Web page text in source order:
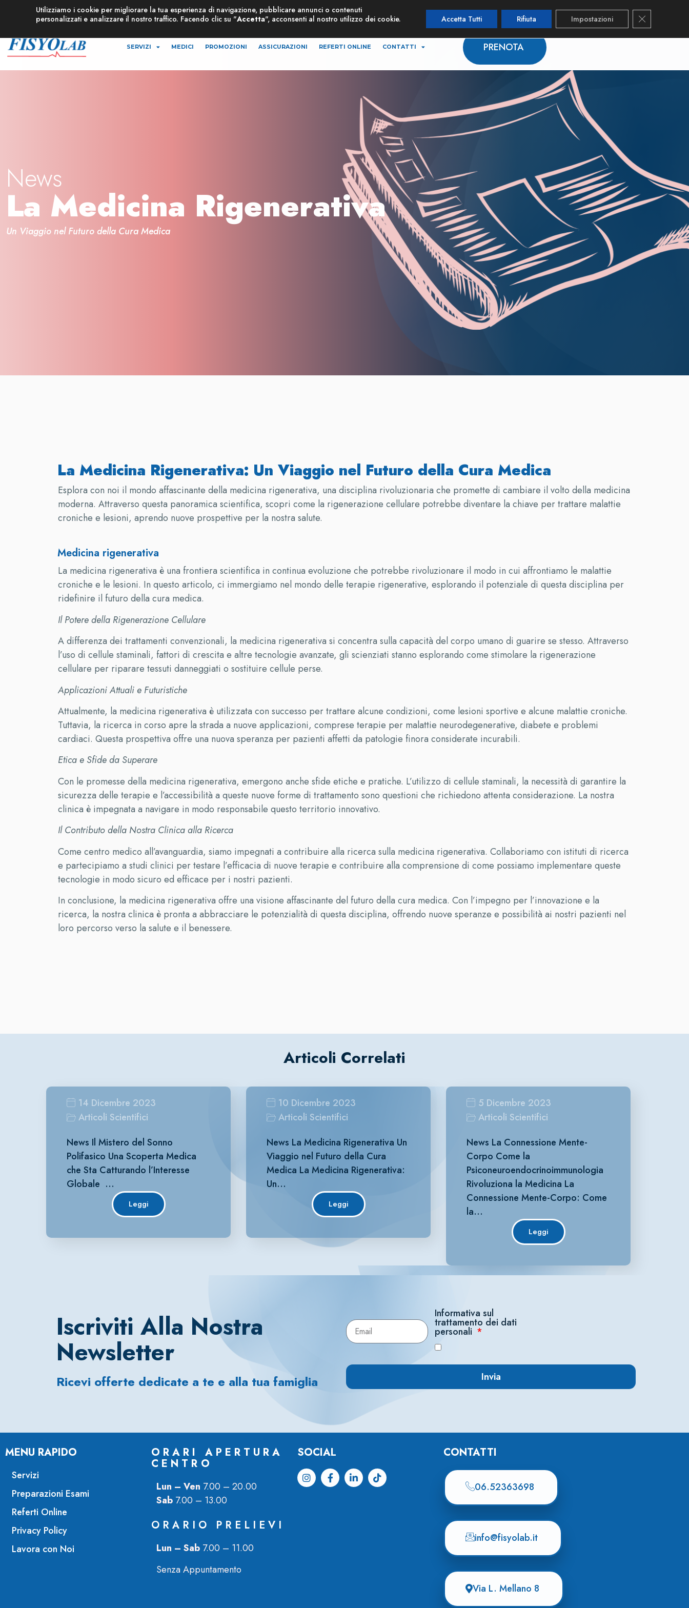
NUOVARisonanza Magnetica Aperta
SERVIZI MEDICI PROMOZIONI ASSICURAZIONI REFERTI ONLINE CONTATTI PRENOTA
News
La Medicina Rigenerativa
Un Viaggio nel Futuro della Cura Medica
La Medicina Rigenerativa: Un Viaggio nel Futuro della Cura Medica
Esplora con noi il mondo affascinante della medicina rigenerativa, una disciplina rivoluzionaria che promette di cambiare il volto della medicina
moderna. Attraverso questa panoramica scientifica, scopri come la rigenerazione cellulare potrebbe diventare la chiave per trattare malattie
croniche e lesioni, aprendo nuove prospettive per la nostra salute.
Medicina rigenerativa
La medicina rigenerativa è una frontiera scientifica in continua evoluzione che potrebbe rivoluzionare il modo in cui affrontiamo le malattie
croniche e le lesioni. In questo articolo, ci immergiamo nel mondo delle terapie rigenerative, esplorando il potenziale di questa disciplina per
ridefinire il futuro della cura medica.
Il Potere della Rigenerazione Cellulare
A differenza dei trattamenti convenzionali, la medicina rigenerativa si concentra sulla capacità del corpo umano di guarire se stesso. Attraverso
l’uso di cellule staminali, fattori di crescita e altre tecnologie avanzate, gli scienziati stanno esplorando come stimolare la rigenerazione
cellulare per riparare tessuti danneggiati o sostituire cellule perse.
Applicazioni Attuali e Futuristiche
Attualmente, la medicina rigenerativa è utilizzata con successo per trattare alcune condizioni, come lesioni sportive e alcune malattie croniche.
Tuttavia, la ricerca in corso apre la strada a nuove applicazioni, comprese terapie per malattie neurodegenerative, diabete e problemi
cardiaci. Questa prospettiva offre una nuova speranza per pazienti affetti da patologie finora considerate incurabili.
Etica e Sfide da Superare
Con le promesse della medicina rigenerativa, emergono anche sfide etiche e pratiche. L’utilizzo di cellule staminali, la necessità di garantire la
sicurezza delle terapie e l’accessibilità a queste nuove forme di trattamento sono questioni che richiedono attenta considerazione. La nostra
clinica è impegnata a navigare in modo responsabile questo territorio innovativo.
Il Contributo della Nostra Clinica alla Ricerca
Come centro medico all’avanguardia, siamo impegnati a contribuire alla ricerca sulla medicina rigenerativa. Collaboriamo con istituti di ricerca
e partecipiamo a studi clinici per testare l’efficacia di nuove terapie e contribuire alla comprensione di come possiamo implementare queste
tecnologie in modo sicuro ed efficace per i nostri pazienti.
In conclusione, la medicina rigenerativa offre una visione affascinante del futuro della cura medica. Con l’impegno per l’innovazione e la
ricerca, la nostra clinica è pronta a abbracciare le potenzialità di questa disciplina, offrendo nuove speranze e possibilità ai nostri pazienti nel
loro percorso verso la salute e il benessere.
Articoli Correlati
14 Dicembre 2023
Articoli Scientifici
News Il Mistero del Sonno
Polifasico Una Scoperta Medica
che Sta Catturando l’Interesse
Globale …
Leggi
10 Dicembre 2023
Articoli Scientifici
News La Medicina Rigenerativa Un
Viaggio nel Futuro della Cura
Medica La Medicina Rigenerativa:
Un…
Leggi
5 Dicembre 2023
Articoli Scientifici
News La Connessione Mente-
Corpo Come la
Psiconeuroendocrinoimmunologia
Rivoluziona la Medicina La
Connessione Mente-Corpo: Come
la…
Leggi
Iscriviti Alla Nostra
Newsletter
Ricevi offerte dedicate a te e alla tua famiglia
Informativa sul
trattamento dei dati
personali
Invia
MENU RAPIDO
Servizi
Preparazioni Esami
Referti Online
Privacy Policy
Lavora con Noi
ORARI APERTURA
CENTRO
Lun – Ven 7.00 – 20.00
Sab 7.00 – 13.00
ORARIO PRELIEVI
Lun – Sab 7.00 – 11.00
Senza Appuntamento
SOCIAL CONTATTI
06.52363698
info@fisyolab.it
Via L. Mellano 8
Utilizziamo i cookie per migliorare la tua esperienza di navigazione, pubblicare annunci o contenuti
personalizzati e analizzare il nostro traffico. Facendo clic su "Accetta", acconsenti al nostro utilizzo dei cookie. Accetta Tutti Rifiuta Impostazioni Close GDPR